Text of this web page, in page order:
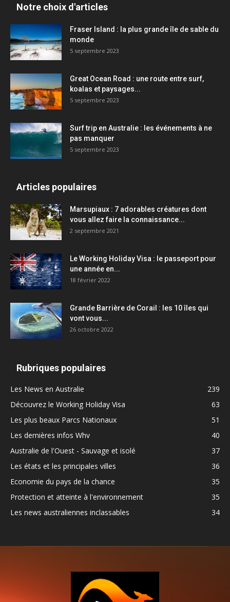
Notre choix d'articles
Fraser Island : la plus grande île de sable du
monde
5 septembre 2023
Great Ocean Road : une route entre surf,
koalas et paysages...
5 septembre 2023
Surf trip en Australie : les événements à ne
pas manquer
5 septembre 2023
Articles populaires
Marsupiaux : 7 adorables créatures dont
vous allez faire la connaissance...
2 septembre 2021
Le Working Holiday Visa : le passeport pour
une année en...
18 février 2022
Grande Barrière de Corail : les 10 îles qui
vont vous...
26 octobre 2022
Rubriques populaires
Les News en Australie
239
Découvrez le Working Holiday Visa
63
Les plus beaux Parcs Nationaux
51
Les dernières infos Whv
40
Australie de l'Ouest - Sauvage et isolé
37
Les états et les principales villes
36
Economie du pays de la chance
35
Protection et atteinte à l'environnement
35
Les news australiennes inclassables
34